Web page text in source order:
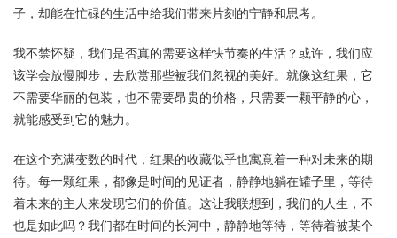
子，却能在忙碌的生活中给我们带来片刻的宁静和思考。
我不禁怀疑，我们是否真的需要这样快节奏的生活？或许，我们应
该学会放慢脚步，去欣赏那些被我们忽视的美好。就像这红果，它
不需要华丽的包装，也不需要昂贵的价格，只需要一颗平静的心，
就能感受到它的魅力。
在这个充满变数的时代，红果的收藏似乎也寓意着一种对未来的期
待。每一颗红果，都像是时间的见证者，静静地躺在罐子里，等待
着未来的主人来发现它们的价值。这让我联想到，我们的人生，不
也是如此吗？我们都在时间的长河中，静静地等待，等待着被某个